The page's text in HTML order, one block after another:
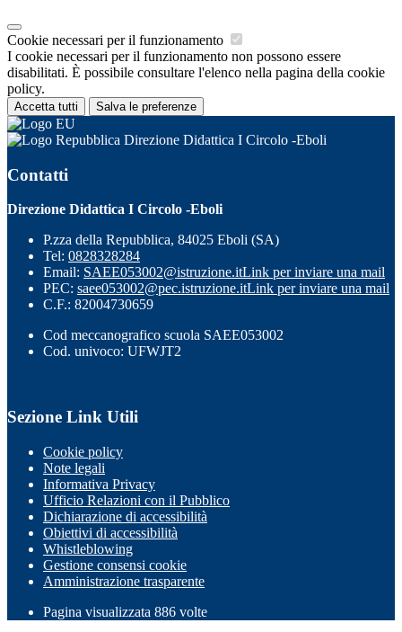
Cookie necessari per il funzionamento
I cookie necessari per il funzionamento non possono essere
disabilitati. È possibile consultare l'elenco nella pagina della cookie
policy.
Accetta tutti Salva le preferenze
Direzione Didattica I Circolo -Eboli
Contatti
Direzione Didattica I Circolo -Eboli
P.zza della Repubblica, 84025 Eboli (SA)
Tel: 0828328284
Email: SAEE053002@istruzione.itLink per inviare una mail
PEC: saee053002@pec.istruzione.itLink per inviare una mail
C.F.: 82004730659
Cod meccanografico scuola SAEE053002
Cod. univoco: UFWJT2
Sezione Link Utili
Cookie policy
Note legali
Informativa Privacy
Ufficio Relazioni con il Pubblico
Dichiarazione di accessibilità
Obiettivi di accessibilità
Whistleblowing
Gestione consensi cookie
Amministrazione trasparente
Pagina visualizzata 886 volte